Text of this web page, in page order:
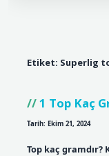
Etiket: Superlig
1 Top Kaç
Tarih: Ekim 21, 2024
Top kaç